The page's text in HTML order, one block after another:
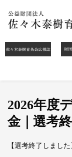
2026年度
金｜選考
【選考終了しました